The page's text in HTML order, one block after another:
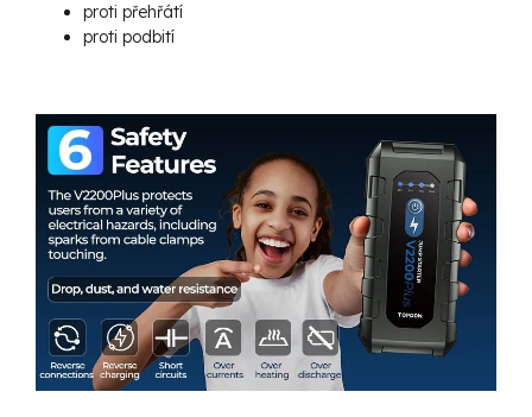
proti přehřátí
proti podbití